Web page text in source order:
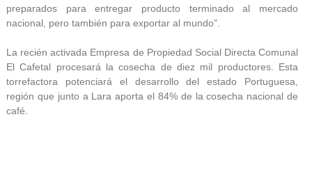
preparados para entregar producto terminado al mercado
nacional, pero también para exportar al mundo”.
La recién activada Empresa de Propiedad Social Directa Comunal
El Cafetal procesará la cosecha de diez mil productores. Esta
torrefactora potenciará el desarrollo del estado Portuguesa,
región que junto a Lara aporta el 84% de la cosecha nacional de
café.